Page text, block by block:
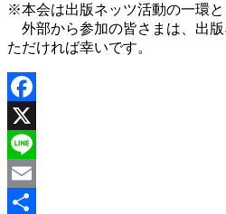
※本会は出版ネッツ活動の一環と
外部から参加の皆さまは、出
ただければ幸いです。
Facebook
X
Line
Email